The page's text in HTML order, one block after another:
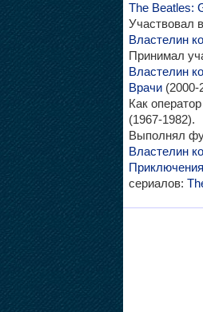
The Beatles:
Участвовал
Властелин
Принимал
Властелин
Врачи(2000-
Как
(1967-1982).
Выполнял
Властелин
сериалов: